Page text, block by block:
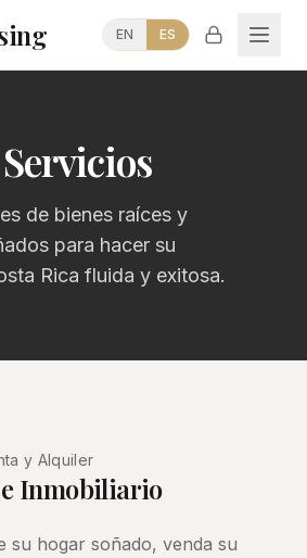
EN ES
de bienes raíces y
para hacer su
Rica fluida y exitosa.
y Alquiler
Inmobiliario
su hogar soñado, venda su